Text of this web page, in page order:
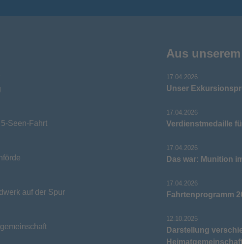
Seen-Fahrt
auf der Spur
Aus
17.04.2026
Unser
17.04.2026
Verdienstmedaille
17.04.2026
Das war: Munition
17.04.2026
Fahrtenprogramm
12.10.2025
Darstellung